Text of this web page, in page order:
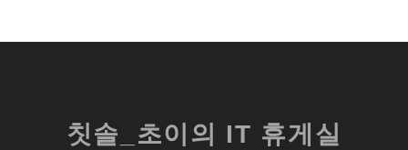
칫솔_초이의 IT 휴게실